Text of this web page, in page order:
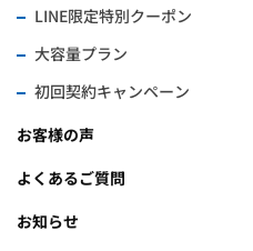
LINE限定特別クーポン
大容量プラン
初回契約キャンペーン
お客様の声
よくあるご質問
お知らせ